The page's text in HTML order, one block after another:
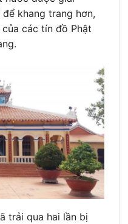
khang trang hơn,
các tín đồ Phật
trải qua hai lần bị